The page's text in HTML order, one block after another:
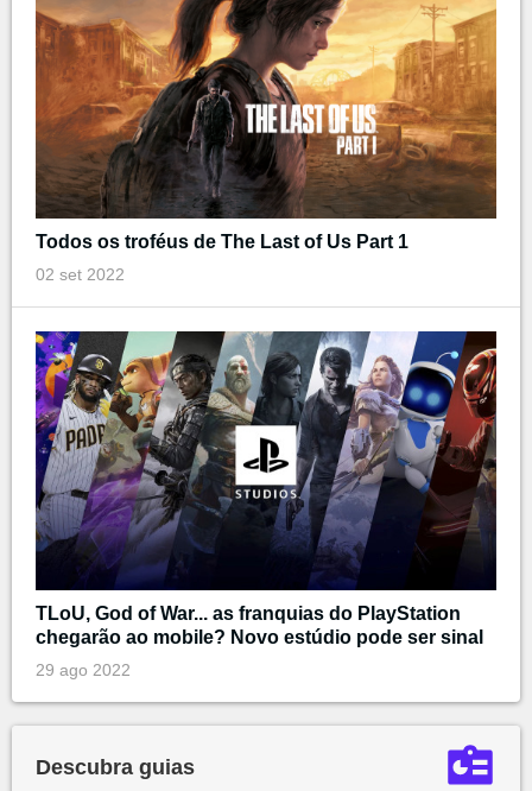
Todos os troféus de The Last of Us Part 1
02 set 2022
TLoU, God of War... as franquias do PlayStation
chegarão ao mobile? Novo estúdio pode ser sinal
29 ago 2022
Descubra guias